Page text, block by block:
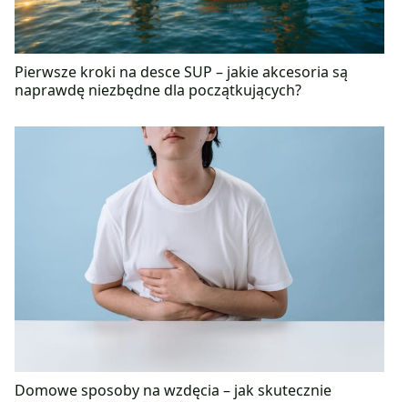
Pierwsze kroki na desce SUP – jakie akcesoria są
naprawdę niezbędne dla początkujących?
Domowe sposoby na wzdęcia – jak skutecznie